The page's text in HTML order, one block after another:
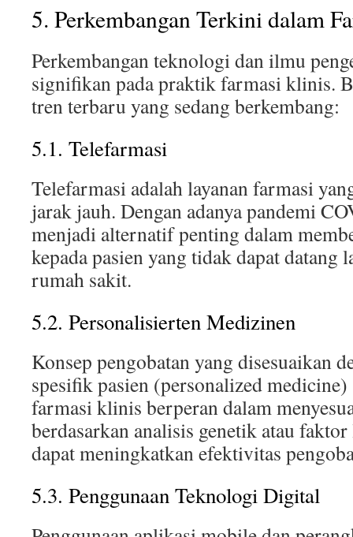
5. Perkembangan Terkini dalam
Perkembangan teknologi dan ilmu
signifikan pada praktik farmasi klinis.
tren terbaru yang sedang berkembang:
5.1. Telefarmasi
Telefarmasi adalah layanan farmasi
jarak jauh. Dengan adanya pandemi
menjadi alternatif penting dalam
kepada pasien yang tidak dapat datang
rumah sakit.
5.2. Personalisierten Medizinen
Konsep pengobatan yang disesuaikan
spesifik pasien (personalized
farmasi klinis berperan dalam
berdasarkan analisis genetik atau
dapat meningkatkan efektivitas
5.3. Penggunaan Teknologi Digital